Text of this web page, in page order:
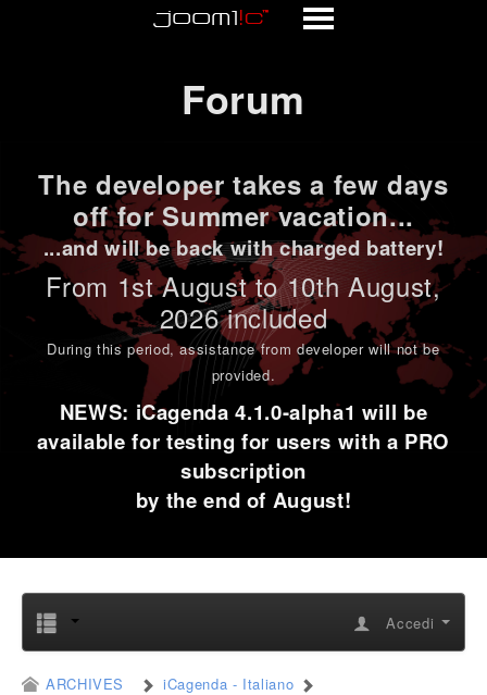
Forum
The developer takes a few days
off for Summer vacation...
...and will be back with charged battery!
From 1stAugust to 10th August,
2026 included
During this period,assistance from developer will not be
provided.
NEWS: iCagenda 4.1.0-alpha1 will be
available for testing for users with a PRO
subscription
by the end of August!
Accedi
ARCHIVES
iCagenda - Italiano